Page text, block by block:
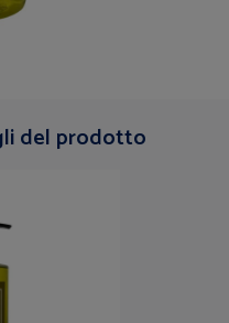
del prodotto